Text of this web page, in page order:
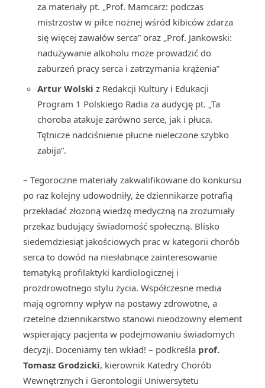
za materiały pt. „Prof. Mamcarz: podczas
mistrzostw w piłce nożnej wśród kibiców zdarza
się więcej zawałów serca” oraz „Prof. Jankowski:
nadużywanie alkoholu może prowadzić do
zaburzeń pracy serca i zatrzymania krążenia”
Artur Wolski z Redakcji Kultury i Edukacji
Program 1 Polskiego Radia za audycję pt. „Ta
choroba atakuje zarówno serce, jak i płuca.
Tętnicze nadciśnienie płucne nieleczone szybko
zabija”.
– Tegoroczne materiały zakwalifikowane do konkursu
po raz kolejny udowodniły, że dziennikarze potrafią
przekładać złożoną wiedzę medyczną na zrozumiały
przekaz budujący świadomość społeczną. Blisko
siedemdziesiąt jakościowych prac w kategorii chorób
serca to dowód na niesłabnące zainteresowanie
tematyką profilaktyki kardiologicznej i
prozdrowotnego stylu życia. Współczesne media
mają ogromny wpływ na postawy zdrowotne, a
rzetelne dziennikarstwo stanowi nieodzowny element
wspierający pacjenta w podejmowaniu świadomych
decyzji. Doceniamy ten wkład! – podkreśla prof.
Tomasz Grodzicki, kierownik Katedry Chorób
Wewnętrznych i Gerontologii Uniwersytetu